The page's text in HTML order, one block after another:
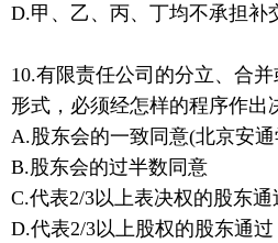
D.甲、乙、丙、丁均不承担补
10.有限责任公司的分立、合
形式，必须经怎样的程序作出
A.股东会的一致同意(北京安
B.股东会的过半数同意
C.代表2/3以上表决权的股东通
D.代表2/3以上股权的股东通过